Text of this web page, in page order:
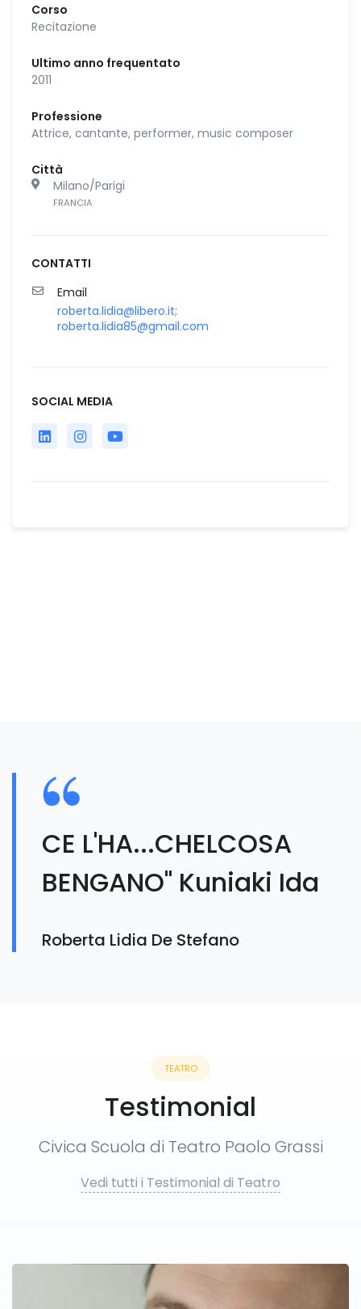
Corso
Recitazione
Ultimo anno frequentato
2011
Professione
Attrice, cantante, performer, music composer
Città
Milano/Parigi
FRANCIA
CONTATTI
Email
roberta.lidia@libero.it;
roberta.lidia85@gmail.com
SOCIAL MEDIA
CE L'HA...CHELCOSA
BENGANO" Kuniaki Ida
Roberta Lidia De Stefano
TEATRO
Testimonial
Civica Scuola di Teatro Paolo Grassi
Vedi tutti i Testimonial di Teatro